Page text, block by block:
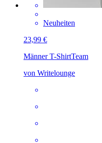
Neuheiten
23,99 €
Männer T-ShirtTeam
von Writelounge